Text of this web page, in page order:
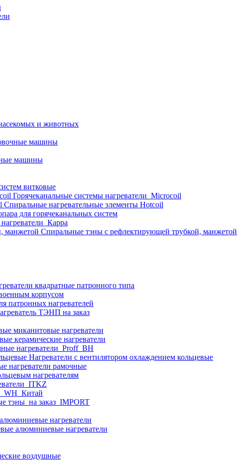
и животных
машины
машины
витковые
Горячеканальные системы нагреватели_Microcoil
Спиральные нагревательные элементы Hotcoil
для горячеканальных систем
Спиральные тэны с рефлектирующей трубкой, манжетой
квадратные патронного типа
корпусом
патронных нагревателей
ТЭНП на заказ
миканитовые нагреватели
керамические нагреватели
нагреватели_Proff_BH
Нагреватели с вентилятором охлаждением кольцевые
нагреватели рамочные
нагревателям
тэны_на заказ_IMPORT
нагреватели
алюминиевые нагреватели
воздушные